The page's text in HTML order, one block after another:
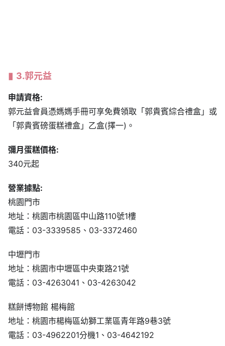
3.郭元益
申請資格:
郭元益會員憑媽媽手冊可享免費領取「郭貴賓綜合禮盒」或
「郭貴賓磅蛋糕禮盒」乙盒(擇一)。
彌月蛋糕價格:
340元起
營業據點:
桃園門市
地址：桃園市桃園區中山路110號1樓
電話：03-3339585、03-3372460
中壢門市
地址：桃園市中壢區中央東路21號
電話：03-4263041、03-4263042
糕餅博物館 楊梅館
地址：桃園市楊梅區幼獅工業區青年路9巷3號
電話：03-4962201分機1、03-4642192